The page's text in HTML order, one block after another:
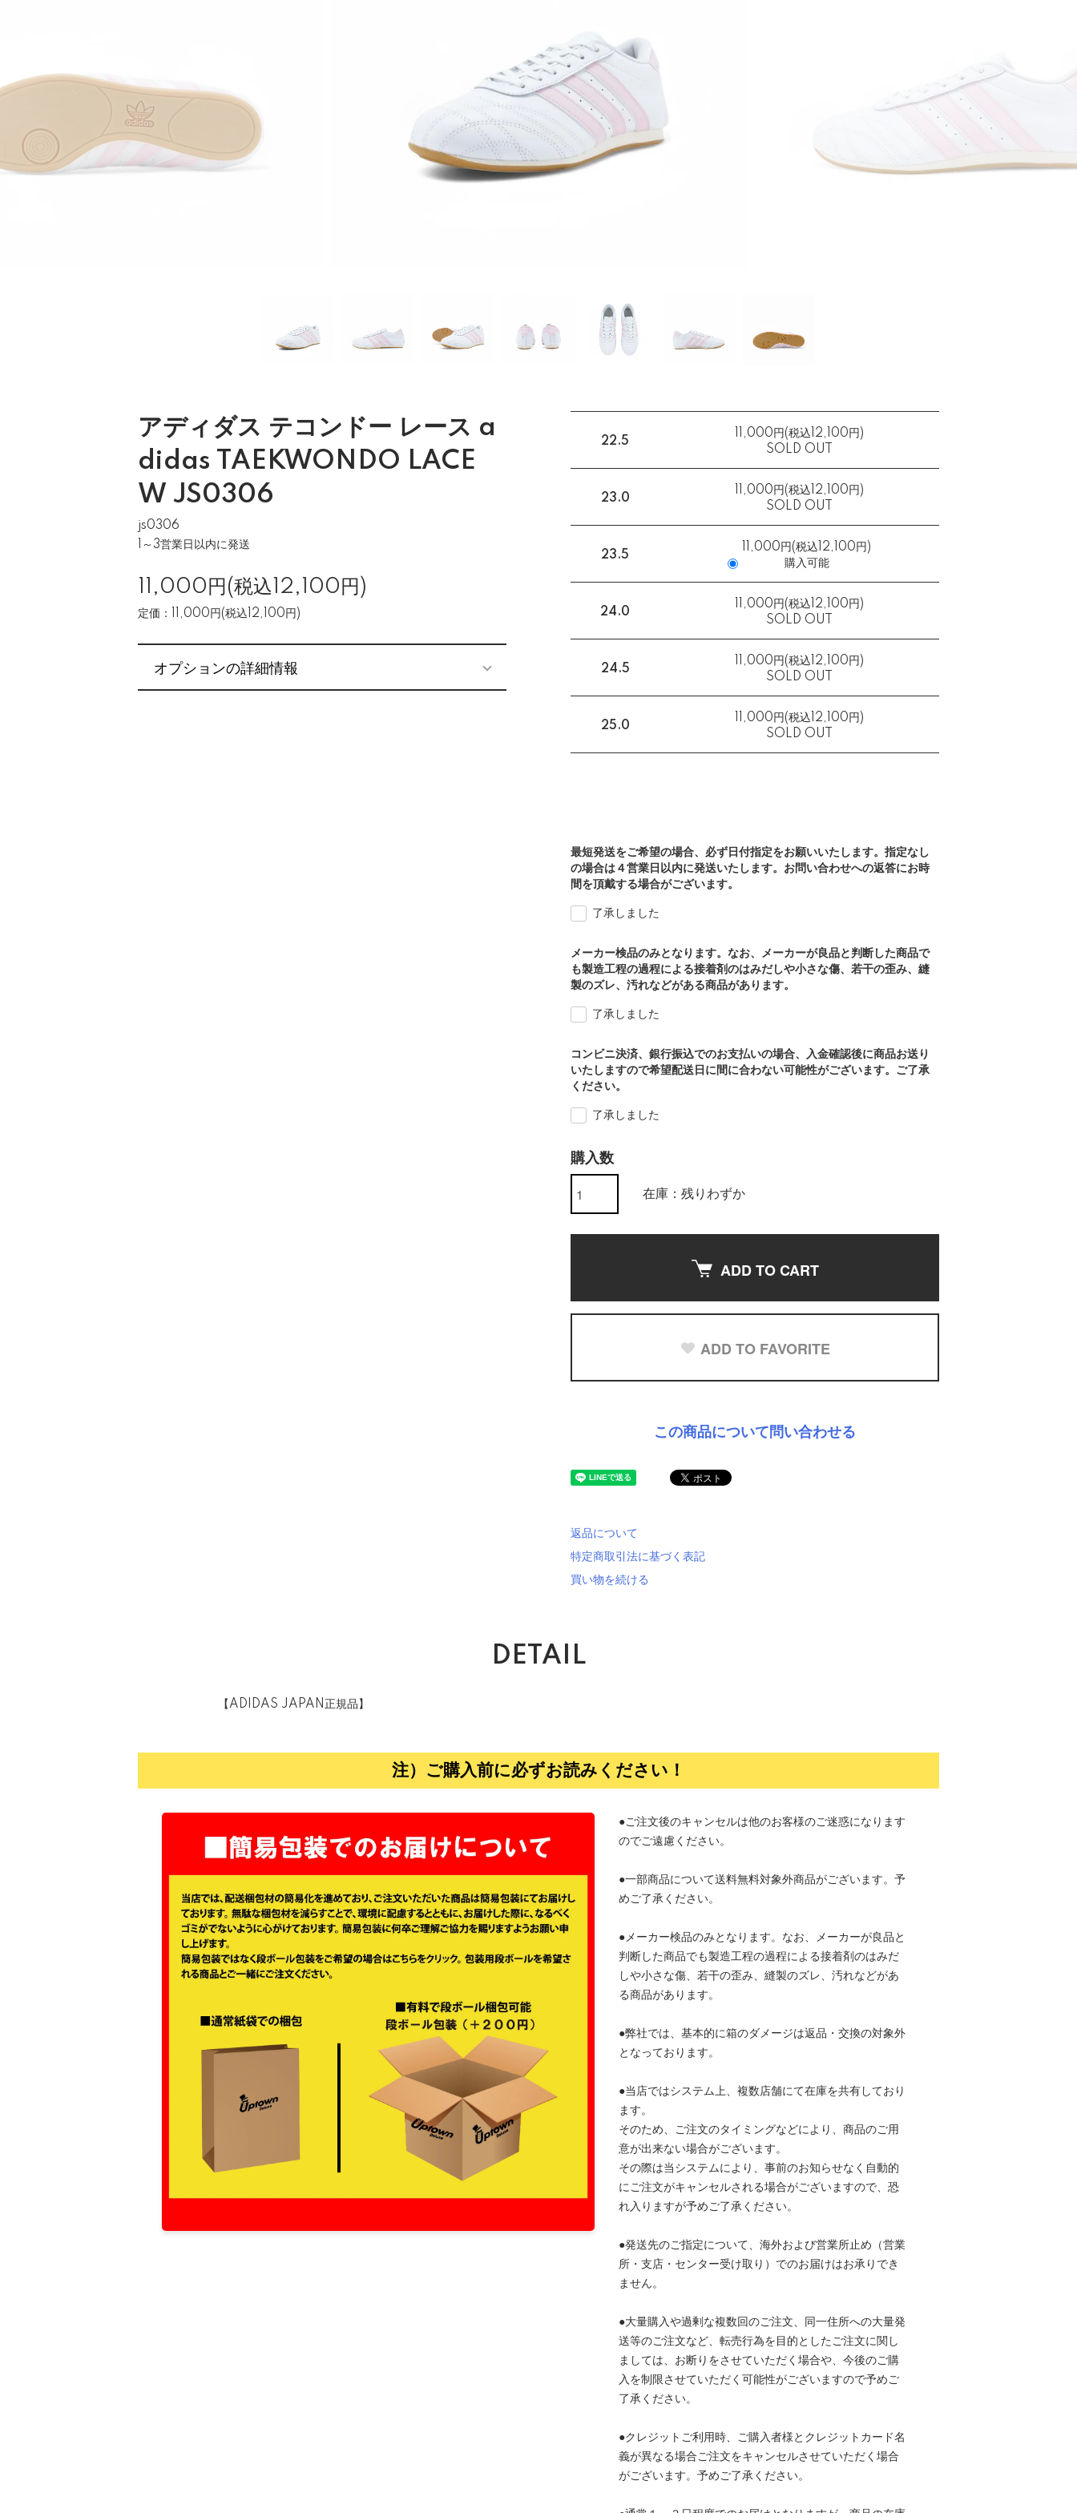
アディダス テコンドー レース a
didas TAEKWONDO LACE
W JS0306
js0306
1～3営業日以内に発送
11,000円(税込12,100円)
定価：11,000円(税込12,100円)
オプションの詳細情報
22.5
11,000円(税込12,100円)
SOLD OUT
23.0
11,000円(税込12,100円)
SOLD OUT
23.5
11,000円(税込12,100円)
購入可能
24.0
11,000円(税込12,100円)
SOLD OUT
24.5
11,000円(税込12,100円)
SOLD OUT
25.0
11,000円(税込12,100円)
SOLD OUT
最短発送をご希望の場合、必ず日付指定をお願いいたします。指定なし
の場合は４営業日以内に発送いたします。お問い合わせへの返答にお時
間を頂戴する場合がございます。
了承しました
メーカー検品のみとなります。なお、メーカーが良品と判断した商品で
も製造工程の過程による接着剤のはみだしや小さな傷、若干の歪み、縫
製のズレ、汚れなどがある商品があります。
了承しました
コンビニ決済、銀行振込でのお支払いの場合、入金確認後に商品お送り
いたしますので希望配送日に間に合わない可能性がございます。ご了承
ください。
了承しました
購入数
在庫：残りわずか
ADD TO CART
ADD TO FAVORITE
この商品について問い合わせる
返品について
特定商取引法に基づく表記
買い物を続ける
DETAIL
【ADIDAS JAPAN正規品】
注）ご購入前に必ずお読みください！
●ご注文後のキャンセルは他のお客様のご迷惑になります
のでご遠慮ください。
●一部商品について送料無料対象外商品がございます。予
めご了承ください。
●メーカー検品のみとなります。なお、メーカーが良品と
判断した商品でも製造工程の過程による接着剤のはみだ
しや小さな傷、若干の歪み、縫製のズレ、汚れなどがあ
る商品があります。
●弊社では、基本的に箱のダメージは返品・交換の対象外
となっております。
●当店ではシステム上、複数店舗にて在庫を共有しており
ます。
そのため、ご注文のタイミングなどにより、商品のご用
意が出来ない場合がございます。
その際は当システムにより、事前のお知らせなく自動的
にご注文がキャンセルされる場合がございますので、恐
れ入りますが予めご了承ください。
●発送先のご指定について、海外および営業所止め（営業
所・支店・センター受け取り）でのお届けはお承りでき
ません。
●大量購入や過剰な複数回のご注文、同一住所への大量発
送等のご注文など、転売行為を目的としたご注文に関し
ましては、お断りをさせていただく場合や、今後のご購
入を制限させていただく可能性がございますので予めご
了承ください。
●クレジットご利用時、ご購入者様とクレジットカード名
義が異なる場合ご注文をキャンセルさせていただく場合
がございます。予めご了承ください。